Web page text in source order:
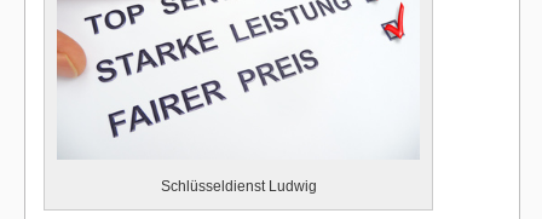
Schlüsseldienst Ludwig